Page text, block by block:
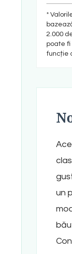
*
2.000
poate fi
funcție
un